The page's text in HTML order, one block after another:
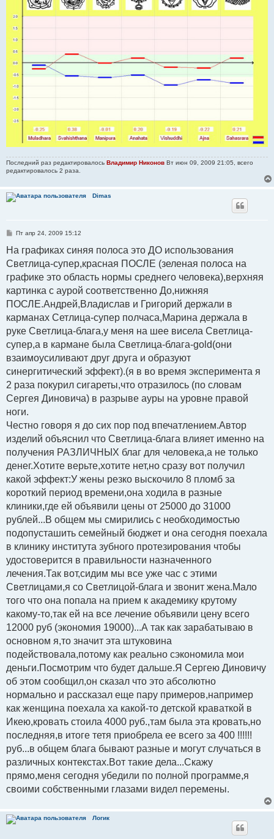
Последний раз редактировалось Владимир Никонов Вт июн 09, 2009 21:05, всего
редактировалось 2 раза.
Dimas
С
о
б
щ
е
н
е
Пт апр 24, 2009 15:12
На графиках синяя полоса это ДО использования
Светлица-супер,красная ПОСЛЕ (зеленая полоса на
графике это область нормы среднего человека),верхняя
картинка с аурой соответственно До,нижняя
ПОСЛЕ.Андрей,Владислав и Григорий держали в
карманах Сетлица-супер полчаса,Марина держала в
руке Светлица-блага,у меня на шее висела Светлица-
супер,а в кармане была Светлица-блага-gold(они
взаимоусиливают друг друга и образуют
синергитический эффект).(я в во время эксперимента я
2 раза покурил сигареты,что отразилось (по словам
Сергея Диновича) в разрыве ауры на уровне правой
ноги.
Честно говоря я до сих пор под впечатлением.Автор
изделий объяснил что Светлица-блага влияет именно на
получения РАЗЛИЧНЫХ благ для человека,а не только
денег.Хотите верьте,хотите нет,но сразу вот получил
какой эффект:У жены резко выскочило 8 пломб за
короткий период времени,она ходила в разные
клиники,где ей объявили цены от 25000 до 31000
рублей...В общем мы смирились с необходимостью
подопусташить семейный бюджет и она сегодня поехала
в клинику института зубного протезирования чтобы
удостоверится в правильности назначенного
лечения.Так вот,сидим мы все уже час с этими
Светлицами,я со Светлицой-блага и звонит жена.Мало
того что она попала на прием к академику крутому
какому-то,так ей на все лечение объявили цену всего
12000 руб (экономия 19000)...А так как зарабатываю в
основном я,то значит эта штуковина
подействовала,потому как реально сэкономила мои
деньги.Посмотрим что будет дальше.Я Сергею Диновичу
об этом сообщил,он сказал что это абсолютно
нормально и рассказал еще пару примеров,например
как женщина поехала ха какой-то детской краваткой в
Икею,кровать стоила 4000 руб.,там была эта кровать,но
последняя,в итоге тетя приобрела ее всего за 400 !!!!!!
руб...в общем блага бывают разные и могут случаться в
различных контекстах.Вот такие дела...Скажу
прямо,меня сегодня убедили по полной программе,я
своими собственными глазами видел перемены.
Логик